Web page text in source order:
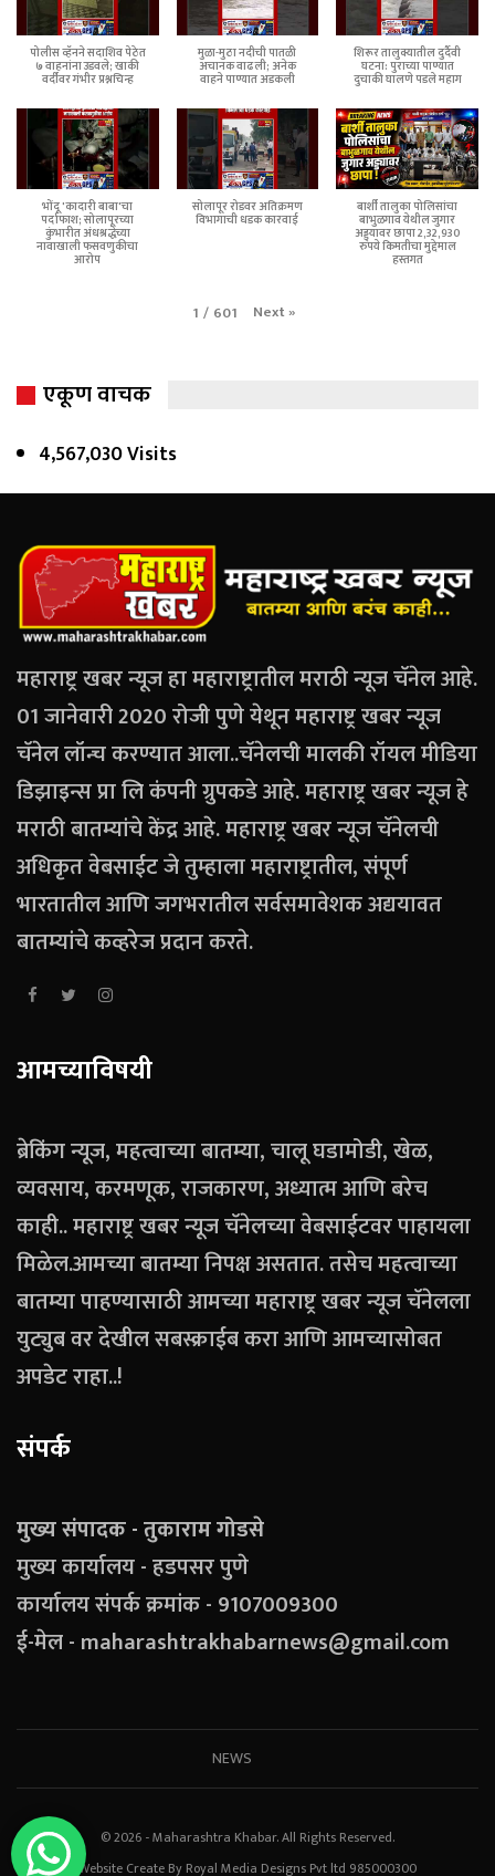
पोलीस व्हॅनने सदाशिव पेठेत
७ वाहनांना उडवले; खाकी
वर्दीवर गंभीर प्रश्नचिन्ह
मुळा-मुठा नदीची पातळी
अचानक वाढली; अनेक
वाहने पाण्यात अडकली
शिरूर तालुक्यातील दुर्दैवी
घटना: पुराच्या पाण्यात
दुचाकी घालणे पडले महाग
भोंदू 'कादारी बाबा'चा
पर्दाफाश; सोलापूरच्या
कुंभारीत अंधश्रद्धेच्या
नावाखाली फसवणुकीचा
आरोप
सोलापूर रोडवर अतिक्रमण
विभागाची धडक कारवाई
बार्शी तालुका पोलिसांचा
बाभुळगाव येथील जुगार
अड्ड्यावर छापा 2,32,930
रुपये किमतीचा मुद्देमाल
हस्तगत
1 / 601 Next»
एकूण वाचक
4,567,030 Visits
महाराष्ट्र खबर न्यूज हा महाराष्ट्रातील मराठी न्यूज चॅनेल आहे.
01 जानेवारी 2020 रोजी पुणे येथून महाराष्ट्र खबर न्यूज
चॅनेल लॉन्च करण्यात आला..चॅनेलची मालकी रॉयल मीडिया
डिझाइन्स प्रा लि कंपनी ग्रुपकडे आहे. महाराष्ट्र खबर न्यूज हे
मराठी बातम्यांचे केंद्र आहे. महाराष्ट्र खबर न्यूज चॅनेलची
अधिकृत वेबसाईट जे तुम्हाला महाराष्ट्रातील, संपूर्ण
भारतातील आणि जगभरातील सर्वसमावेशक अद्ययावत
बातम्यांचे कव्हरेज प्रदान करते.
आमच्याविषयी
ब्रेकिंग न्यूज, महत्वाच्या बातम्या, चालू घडामोडी, खेळ,
व्यवसाय, करमणूक, राजकारण, अध्यात्म आणि बरेच
काही.. महाराष्ट्र खबर न्यूज चॅनेलच्या वेबसाईटवर पाहायला
मिळेल.आमच्या बातम्या निपक्ष असतात. तसेच महत्वाच्या
बातम्या पाहण्यासाठी आमच्या महाराष्ट्र खबर न्यूज चॅनेलला
युट्युब वर देखील सबस्क्राईब करा आणि आमच्यासोबत
अपडेट राहा..!
संपर्क
मुख्य संपादक - तुकाराम गोडसे
मुख्य कार्यालय - हडपसर पुणे
कार्यालय संपर्क क्रमांक - 9107009300
ई-मेल - maharashtrakhabarnews@gmail.com
NEWS
© 2026 - Maharashtra Khabar. All Rights Reserved.
Website Create By Royal Media Designs Pvt ltd 985000300